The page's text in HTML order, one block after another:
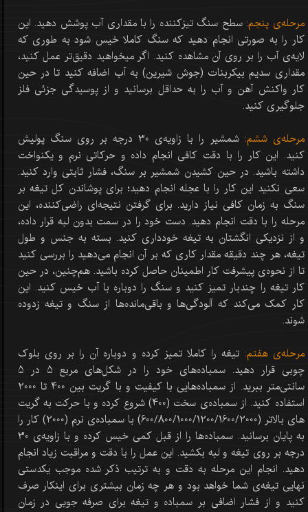
مرحله‌ی پنجم: سطح سنگ تیزکننده را با مقداری آب پوشش دهید. این
کار را به صورتی انجام دهید که سنگ کاملا خیس شود به طوری که
لایه‌ی آب را بر روی آن مشاهده کنید. اگر میخواهید دقیق‌تر عمل کنید،
مقداری سدیم بیکربنات (جوش شیرین) به آب اضافه کنید تا در حین
کار واکنش آهن و آب را به حداقل برسانید و از پوسیدگی جزئی فلز
جلوگیری کنید.
مرحله‌ی ششم:
شمشیر را با زاویه‌ی 30 درجه بر روی سنگ پولیش
کنید. این کار را با دقت کافی انجام داده و حرکاتی نرم و یکنواخت
داشته باشید. در حین کشیدن شمشیر بر سنگ، فشار ثابتی وارد کنید.
سعی نکنید این کار را با عجله انجام دهید؛ برای پوشاندن کل تیغه بر
سنگ به زمان کافی نیاز دارید. برای گرفتن نتیجه‌‌ای راضی‌کننده، این
مرحله را با دقت انجام دهید. دست خود را در سمت بدون لبه قرار داده،
و از نزدیکی انگشتان به تیغه خودداری کنید. بسته به جنس و طول
تیغه، هر چند دقیقه مقدار کاری که بر آن انجام می‌دهید را بررسی کنید
تا از نحوه‌ی پیشرفت کار اطمینان حاصل کرده باشید. هم‌چنین، در حین
کار تیغه را چندبار تمیز کنید و سنگ را دوباره با آب خیس کنید. این
کار کمک می‌کند که آلودگی‌ها و باقی‌مانده‌ها از سنگ و تیغه زدوده
شوند.
مرحله‌ی هفتم: تیغه را کاملا تمیز کرده و دوباره آن را بر روی بلوک
چوبی قرار دهید. سمباده‌های خود را در شکل‌های مربع 5 در 5
سانتی‌متر ببرید. از سمباده‌هایی با کیفیت و با گریت بین 400 تا 2000
استفاده کنید. از سمباده‌ی سخت (400) شروع کرده و با حرکت به گریت
های بالاتر (600/800/1000/1200/1600/2000) با سمباده‌ی نرم (2000) کار را
به پایان برسانید. سمباده‌ها را از قبل کمی خیس کرده و با زاویه‌ی 30
درجه بر روی تیغه و لبه بکشید. این عمل را با دقت و مراقبت زیاد انجام
دهید. انجام این مرحله به دقت و به ترتیب ذکر شده موجب یکدستی
نهایی تیغه‌ی شما خواهد بود و هر چه زمان بیشتری برای اینکار صرف
کنید و از فشار اضافی بر سمباده و تیغه برای صرفه جویی در زمان